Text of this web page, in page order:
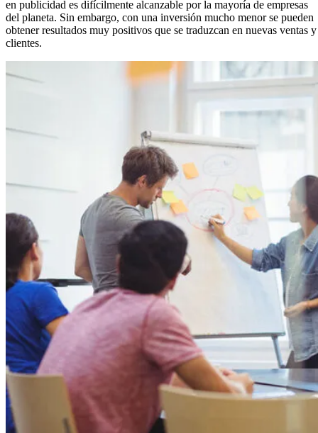
en publicidad es difícilmente alcanzable por la mayoría de empresas
del planeta. Sin embargo, con una inversión mucho menor se pueden
obtener resultados muy positivos que se traduzcan en nuevas ventas y
clientes.